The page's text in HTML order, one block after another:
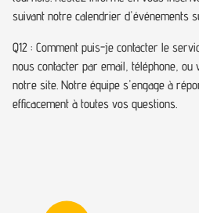
suivant notre calendrier d'événements
Q12 : Comment puis-je contacter le
nous contacter par email, téléphone,
notre site. Notre équipe s'engage à
efficacement à toutes vos questions.